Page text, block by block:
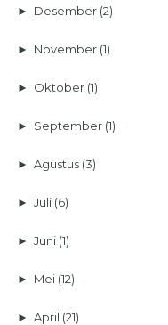
► Desember (2)
► November (1)
► Oktober (1)
► September (1)
►Agustus (3)
►Juli (6)
►Juni (1)
► Mei (12)
►April (21)